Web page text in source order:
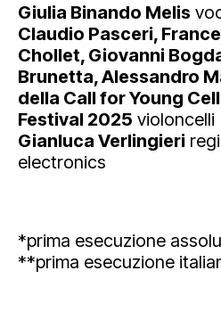
Giulia Binando Melis
Claudio Pasceri,
Chollet, Giovanni
Brunetta, Alessandro
della Call for Young
Festival 2025 violoncelli
Gianluca Verlingieri
electronics
*prima esecuzione
**prima esecuzione